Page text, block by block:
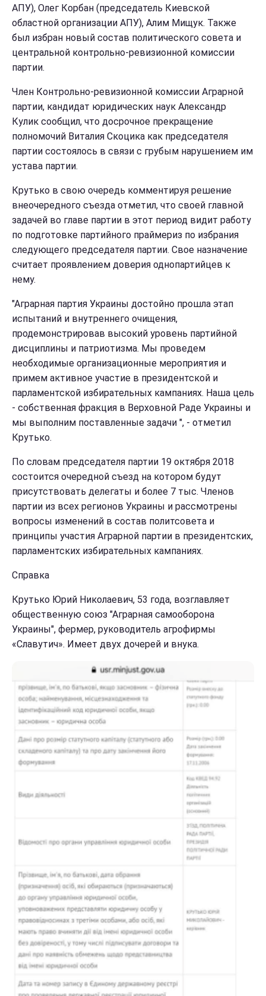
АПУ), Олег Корбан (председатель Киевской
областной организации АПУ), Алим Мищук. Также
был избран новый состав политического совета и
центральной контрольно-ревизионной комиссии
партии.
Член Контрольно-ревизионной комиссии Аграрной
партии, кандидат юридических наук Александр
Кулик сообщил, что досрочное прекращение
полномочий Виталия Скоцика как председателя
партии состоялось в связи с грубым нарушением им
устава партии.
Крутько в свою очередь комментируя решение
внеочередного съезда отметил, что своей главной
задачей во главе партии в этот период видит работу
по подготовке партийного праймериз по избрания
следующего председателя партии. Свое назначение
считает проявлением доверия однопартийцев к
нему.
"Аграрная партия Украины достойно прошла этап
испытаний и внутреннего очищения,
продемонстрировав высокий уровень партийной
дисциплины и патриотизма. Мы проведем
необходимые организационные мероприятия и
примем активное участие в президентской и
парламентской избирательных кампаниях. Наша цель
- собственная фракция в Верховной Раде Украины и
мы выполним поставленные задачи ", - отметил
Крутько.
По словам председателя партии 19 октября 2018
состоится очередной съезд на котором будут
присутствовать делегаты и более 7 тыс. Членов
партии из всех регионов Украины и рассмотрены
вопросы изменений в состав политсовета и
принципы участия Аграрной партии в президентских,
парламентских избирательных кампаниях.
Справка
Крутько Юрий Николаевич, 53 года, возглавляет
общественную союз "Аграрная самооборона
Украины", фермер, руководитель агрофирмы
«Славутич». Имеет двух дочерей и внука.